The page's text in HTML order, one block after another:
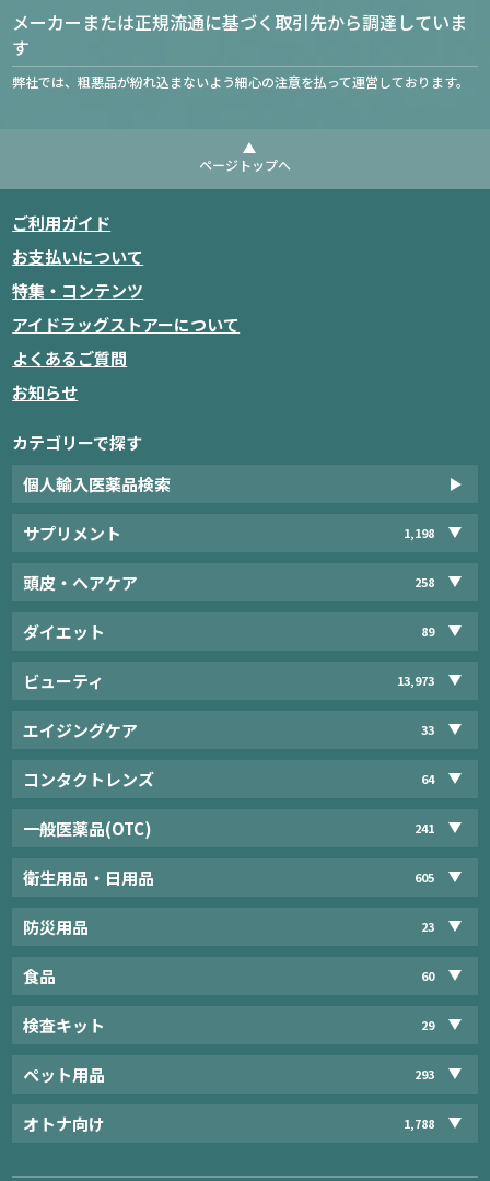
メーカーまたは正規流通に基づく取引先から調達していま
す
弊社では、粗悪品が紛れ込まないよう細心の注意を払って運営しております。
ページトップへ
ご利用ガイド
お支払いについて
特集・コンテンツ
アイドラッグストアーについて
よくあるご質問
お知らせ
カテゴリーで探す
個人輸入医薬品検索
サプリメント 1,198
頭皮・ヘアケア 258
ダイエット 89
ビューティ 13,973
エイジングケア 33
コンタクトレンズ 64
一般医薬品(OTC) 241
衛生用品・日用品 605
防災用品 23
食品 60
検査キット 29
ペット用品 293
オトナ向け 1,788